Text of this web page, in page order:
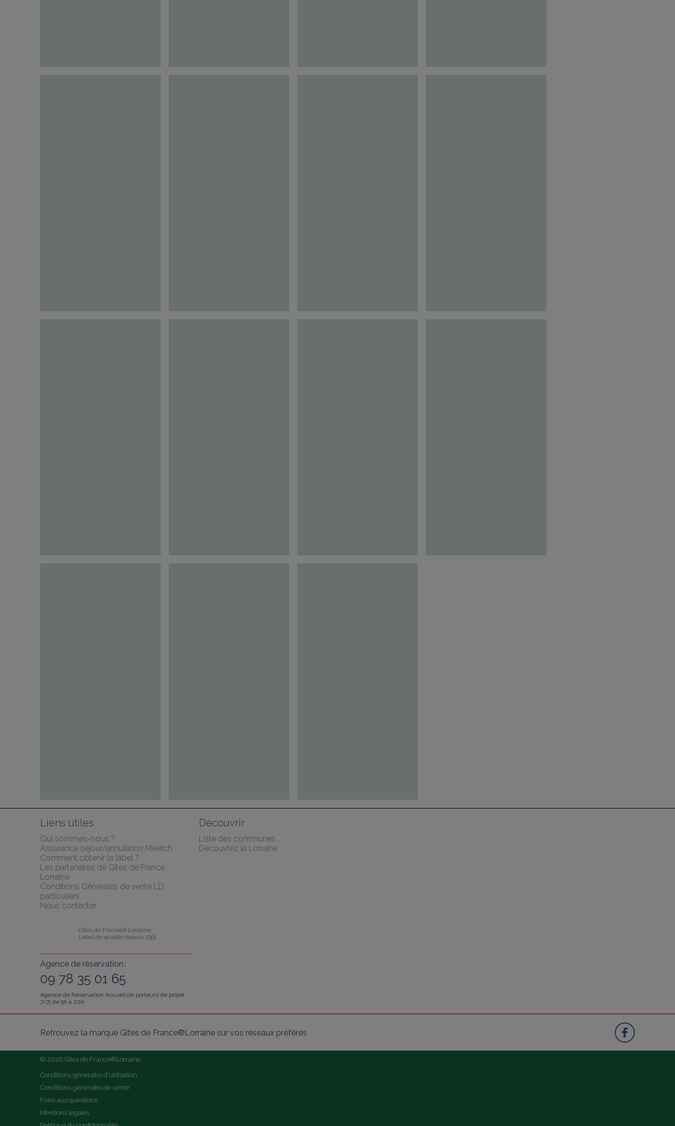
Liens utiles
Qui sommes-nous ?
Assurance séjour/annulation Meetch
Comment obtenir le label ?
Les partenaires de Gîtes de France
Lorraine
Conditions Générales de vente LD
particuliers
Nous contacter
Découvrir
Liste des communes
Découvrez la Lorraine
Gîtes de France® Lorraine
Label de qualité depuis 1951
Agence de réservation :
09 78 35 01 65
Agence de Réservation Accueil de porteurs de projet
7/7j de 9h à 20h
Retrouvez la marque Gîtes de France®Lorraine sur vos réseaux préférés
© 2026 Gîtes de France®Lorraine
Conditions générales d'utilisation
Conditions générales de vente
Foire aux questions
Mentions légales